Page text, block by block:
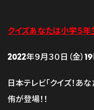
クイズあなたは小学５年
2022年９月３０日（金）
日本テレビ「クイズ！あ
侑が登場！！